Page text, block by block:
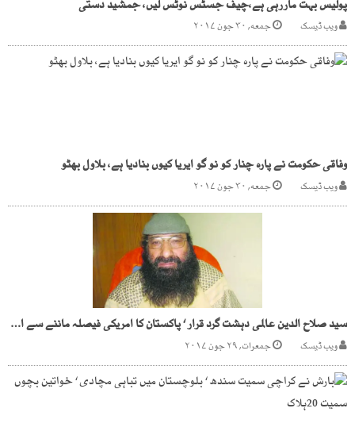
پولیس بہت ماررہی ہے،چیف جسٹس نوٹس لیں، جمشید دستی
ویب ڈیسک جمعه, ۳۰ جون ۲۰۱۷
وفاقی حکومت نے پارہ چنار کو نو گو ایریا کیوں بنادیا ہے، بلاول بھٹو
ویب ڈیسک جمعه, ۳۰ جون ۲۰۱۷
سید صلاح الدین عالمی دہشت گرد قرار ‘ پاکستان کا امریکی فیصلہ ماننے سے انکار
ویب ڈیسک جمعرات, ۲۹ جون ۲۰۱۷